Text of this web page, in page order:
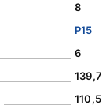
8
Р15
6
139,7
110,5